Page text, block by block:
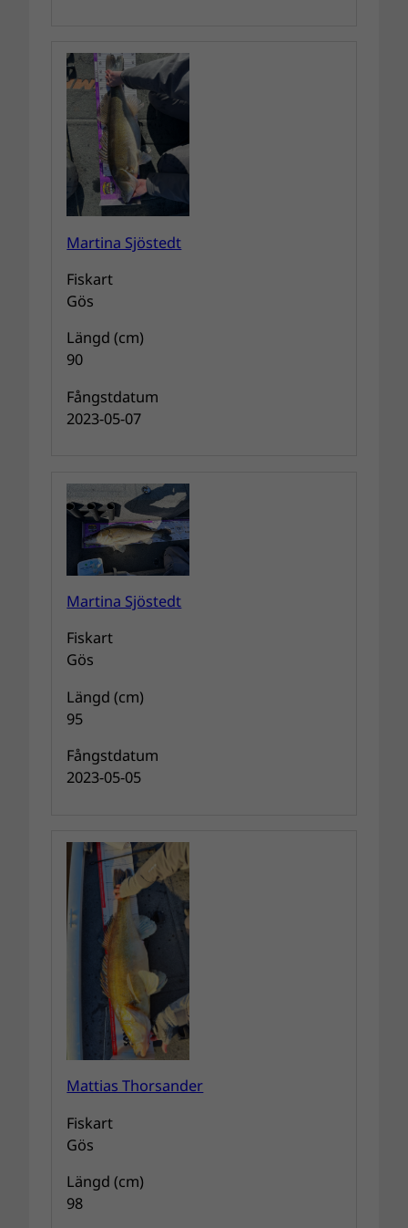
Martina Sjöstedt
Fiskart
Gös
Längd (cm)
90
Fångstdatum
2023-05-07
Martina Sjöstedt
Fiskart
Gös
Längd (cm)
95
Fångstdatum
2023-05-05
Mattias Thorsander
Fiskart
Gös
Längd (cm)
98